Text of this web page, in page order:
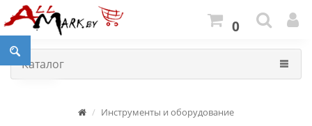
0
Каталог
Инструменты и оборудование